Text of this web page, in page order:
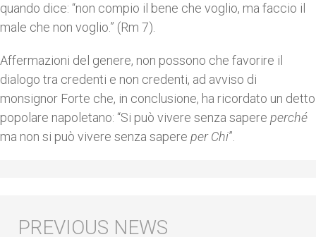
quando dice: “non compio il bene che voglio, ma faccio il
male che non voglio.” (Rm 7).
Affermazioni del genere, non possono che favorire il
dialogo tra credenti e non credenti, ad avviso di
monsignor Forte che, in conclusione, ha ricordato un detto
popolare napoletano: “Si può vivere senza sapere perché
ma non si può vivere senza sapere per Chi”.